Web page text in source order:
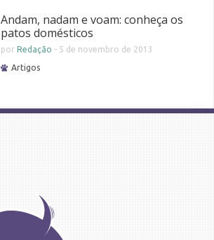
Andam, nadam e voam: conheça os
patos domésticos
por Redação - 5 de novembro de 2013
Artigos